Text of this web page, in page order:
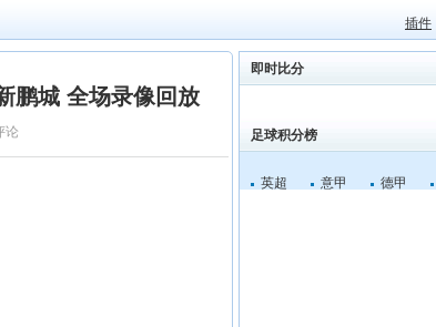
插件
鹏城 全场录像回放
论
即时比分
足球积分榜
英超 意甲 德甲